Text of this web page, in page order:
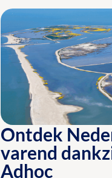
Ontdek
varend
Adhoc